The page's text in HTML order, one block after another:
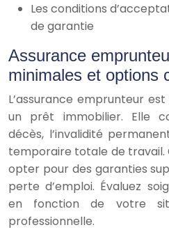
Les conditions
de garantie
Assurance
minimales et options
L’assurance emprunteur
un prêt immobilier. Elle
décès, l’invalidité
temporaire totale de travail.
opter pour des garanties
perte d’emploi. Évaluez
en fonction de votre
professionnelle.